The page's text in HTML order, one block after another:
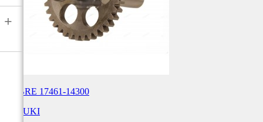
+
ARBRE 17461-14300
SUZUKI